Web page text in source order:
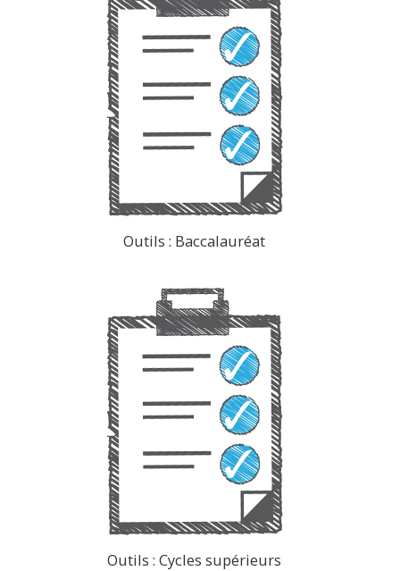
Outils : Baccalauréat
Outils : Cycles supérieurs